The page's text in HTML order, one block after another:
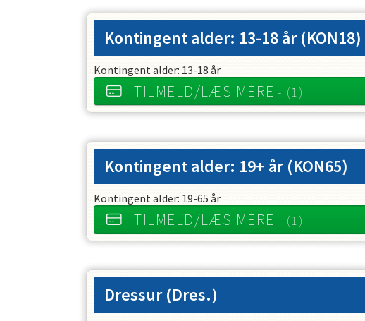
Kontingent alder: 13-18 år (KON18)
Kontingent alder: 13-18 år
TILMELD/LÆS MERE - (1)
Kontingent alder: 19+ år (KON65)
Kontingent alder: 19-65 år
TILMELD/LÆS MERE - (1)
Dressur (Dres.)